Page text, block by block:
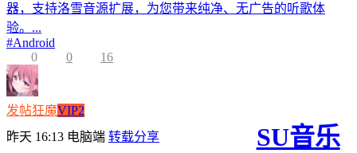
器，支持洛雪音源扩展，为您带来纯净、无广告的听歌体
验。...
#Android
0
0 16
发帖狂魔VIP2
昨天 16:13 电脑端 转载分享
SU音乐